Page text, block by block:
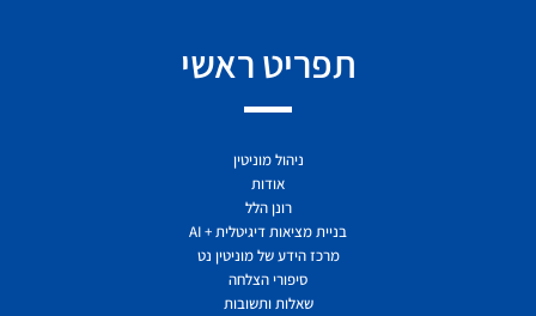
תפריט ראשי
ניהול מוניטין
אודות
רונן הלל
בניית מציאות דיגיטלית + AI
מרכז הידע של מוניטין נט
סיפורי הצלחה
שאלות ותשובות